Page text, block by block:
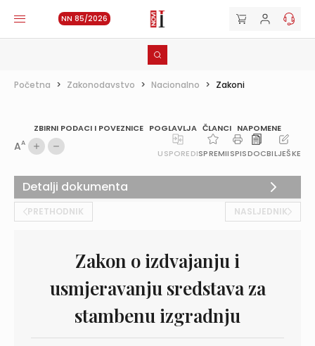
NN 85/2026
Početna > Zakonodavstvo > Nacionalno > Zakoni
ZBIRNI PODACI I POVEZNICE POGLAVLJA ČLANCI NAPOMENE
AA
USPOREDISPREMIISPISDOCBILJEŠKE
PRETHODNIK NASLJEDNIK
Zakon o izdvajanju i
usmjeravanju sredstava za
stambenu izgradnju
Detalji dokumenta